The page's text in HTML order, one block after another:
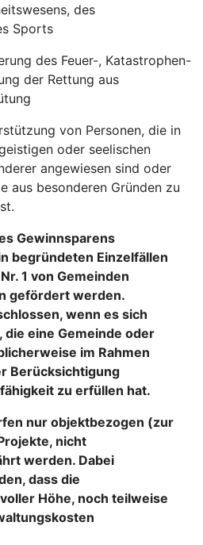
des
Sports
des Feuer-, Katastrophen-
der Rettung aus
von Personen, die in
oder seelischen
angewiesen sind oder
aus besonderen Gründen zu
Gewinnsparens
begründeten Einzelfällen
1 von Gemeinden
gefördert werden.
wenn es sich
die eine Gemeinde oder
im Rahmen
Berücksichtigung
zu erfüllen hat.
nur objektbezogen (zur
nicht
werden. Dabei
dass die
Höhe, noch teilweise